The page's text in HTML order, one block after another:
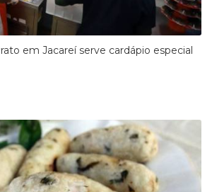
em Jacareí serve cardápio especial